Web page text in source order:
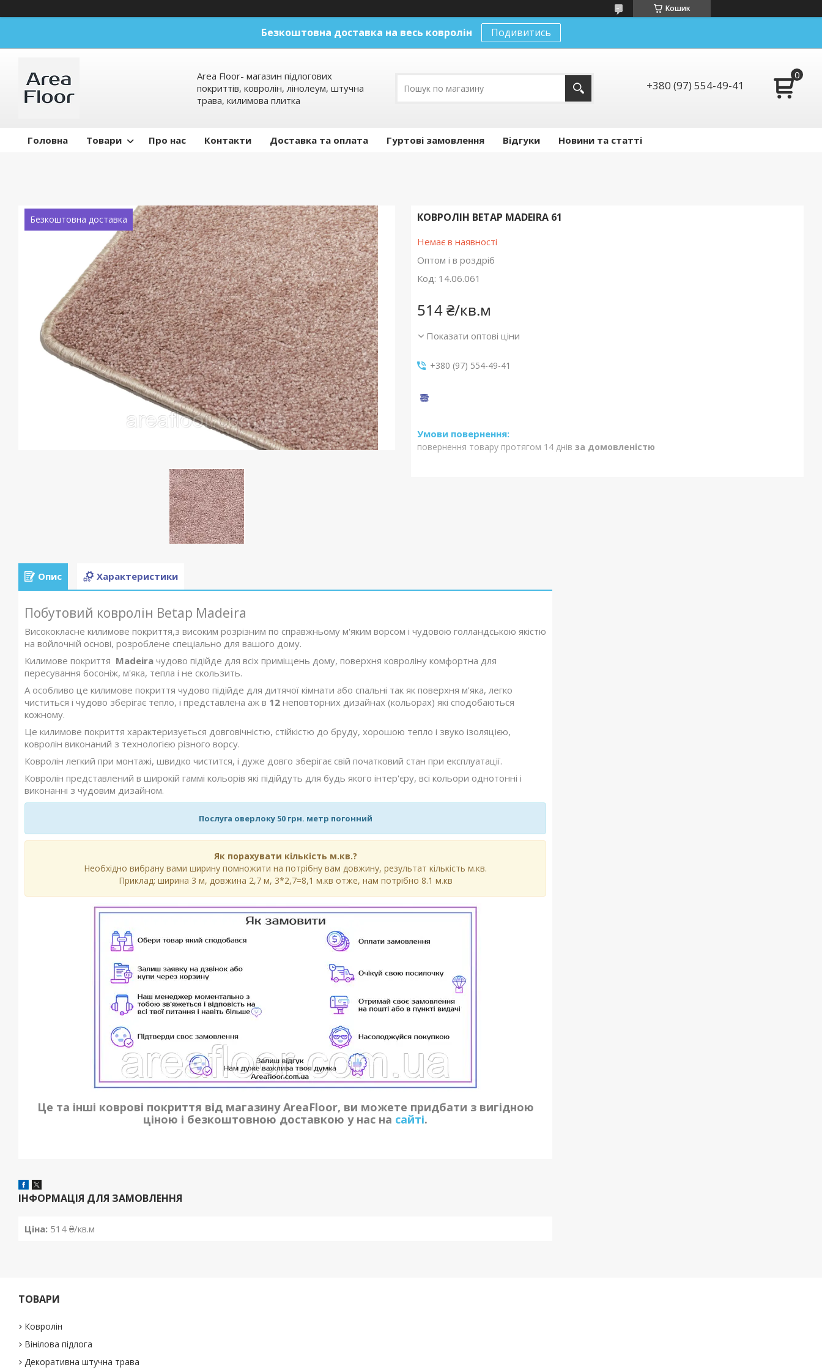
Кошик
Безкоштовна доставка на весь ковролін Подивитись
Area Floor- магазин підлогових
покриттів, ковролін, лінолеум, штучна
трава, килимова плитка
+380 (97) 554-49-41
Головна Товари Про нас Контакти Доставка та оплата Гуртові замовлення Відгуки Новини та статті
Безкоштовна доставка КОВРОЛІН BETAP MADEIRA 61
Немає в наявності
Оптом і в роздріб
Код: 14.06.061
514 ₴/кв.м
Показати оптові ціни
+380 (97) 554-49-41
повернення товару протягом 14 днів за домовленістю
Опис Характеристики
Побутовий ковролін Betap Madeira
Висококласне килимове покриття,з високим розрізним по справжньому м'яким ворсом і чудовою голландською якістю
на войлочній основі, розроблене спеціально для вашого дому.
Килимове покриття Madeira чудово підійде для всіх приміщень дому, поверхня ковроліну комфортна для
пересування босоніж, м'яка, тепла і не скользить.
А особливо це килимове покриття чудово підійде для дитячої кімнати або спальні так як поверхня м'яка, легко
чиститься і чудово зберігає тепло, і представлена аж в 12 неповторних дизайнах (кольорах) які сподобаються
кожному.
Це килимове покриття характеризується довговічністю, стійкістю до бруду, хорошою тепло і звуко ізоляцією,
ковролін виконаний з технологією різного ворсу.
Ковролін легкий при монтажі, швидко чистится, і дуже довго зберігає свій початковий стан при експлуатації.
Ковролін представлений в широкій гаммі кольорів які підійдуть для будь якого інтер'єру, всі кольори однотонні і
виконанні з чудовим дизайном.
Послуга оверлоку 50 грн. метр погонний
Як порахувати кількість м.кв.?
Необхідно вибрану вами ширину помножити на потрібну вам довжину, результат кількість м.кв.
Приклад: ширина 3 м, довжина 2,7 м, 3*2,7=8,1 м.кв отже, нам потрібно 8.1 м.кв
Це та інші коврові покриття від магазину AreaFloor, ви можете придбати з вигідною
ціною і безкоштовною доставкою у нас на сайті.
ІНФОРМАЦІЯ ДЛЯ ЗАМОВЛЕННЯ
Ціна: 514 ₴/кв.м
ТОВАРИ
Ковролін
Вінілова підлога
Декоративна штучна трава